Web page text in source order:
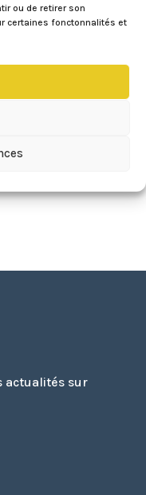
ou de retirer son
certaines fonctonnalités et
actualités sur